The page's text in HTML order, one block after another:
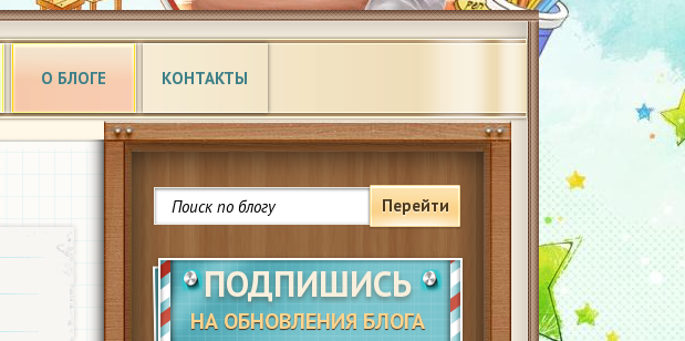
О БЛОГЕ КОНТАКТЫ
Перейти
ПОДПИШИСЬ
НА ОБНОВЛЕНИЯ БЛОГА